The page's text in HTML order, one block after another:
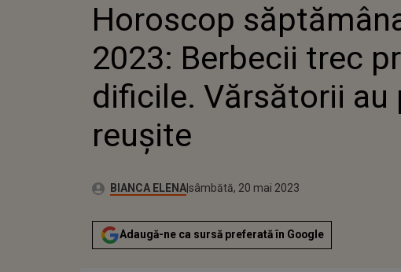
Horoscop
2023: Berbecii trec
dificile. Vărsătorii au
reușite
Autor:BIANCA ELENAPublicat:
sâmbătă, 20 mai 2023
Actualizat:
sâmbătă, 20 mai 2023
Adaugă-ne ca sursă preferată în Google